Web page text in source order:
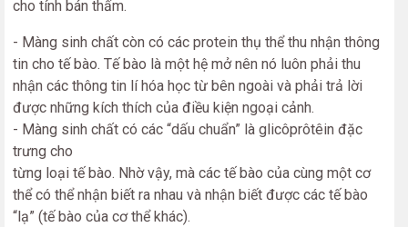
cho tính bán thấm.
- Màng sinh chất còn có các protein thụ thể thu nhận thông
tin cho tế bào. Tế bào là một hệ mở nên nó luôn phải thu
nhận các thông tin lí hóa học từ bên ngoài và phải trả lời
được những kích thích của điều kiện ngoại cảnh.
- Màng sinh chất có các “dấu chuẩn” là glicôprôtêin đặc
trưng cho
từng loại tế bào. Nhờ vậy, mà các tế bào của cùng một cơ
thể có thể nhận biết ra nhau và nhận biết được các tế bào
“lạ” (tế bào của cơ thể khác).